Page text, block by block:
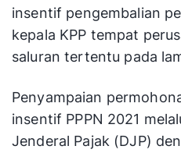
insentif pengembalian
kepala KPP tempat
saluran tertentu pada
Penyampaian
insentif PPPN 2021
Jenderal Pajak (DJP)